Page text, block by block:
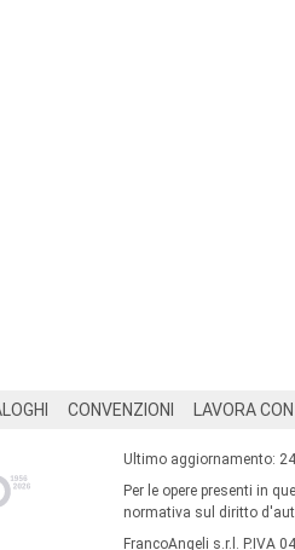
CONVENZIONI LAVORA CON
Ultimo aggiornamento:
Per le opere presenti in
normativa sul diritto
FrancoAngeli s.r.l. P.IVA